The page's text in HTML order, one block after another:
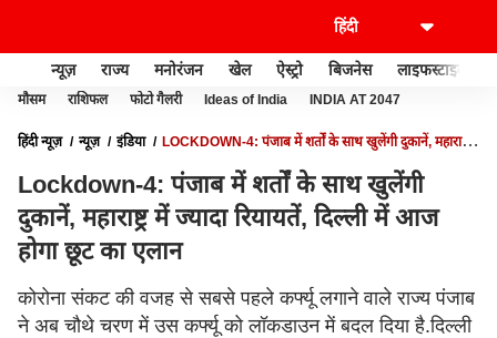
न्यूज़ राज्य मनोरंजन खेल ऐस्ट्रो बिजनेस लाइफस्टाइल
मौसम राशिफल फोटो गैलरी Ideas of India INDIA AT 2047
हिंदी न्यूज़ न्यूज़ इंडिया
LOCKDOWN-4: पंजाब में शर्तों के साथ खुलेंगी दुकानें, महाराष्ट्र
Lockdown-4: पंजाब में शर्तों के साथ खुलेंगी
दुकानें, महाराष्ट्र में ज्यादा रियायतें, दिल्ली में आज
होगा छूट का एलान
कोरोना संकट की वजह से सबसे पहले कर्फ्यू लगाने वाले राज्य पंजाब
ने अब चौथे चरण में उस कर्फ्यू को लॉकडाउन में बदल दिया है.दिल्ली